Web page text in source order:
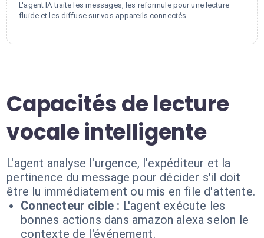
L'agent IA traite les messages, les reformule pour une lecture
fluide et les diffuse sur vos appareils connectés.
Capacités de lecture
vocale intelligente
L'agent analyse l'urgence, l'expéditeur et la
pertinence du message pour décider s'il doit
être lu immédiatement ou mis en file d'attente.
Connecteur cible : L'agent exécute les
bonnes actions dans amazon alexa selon le
contexte de l'événement.